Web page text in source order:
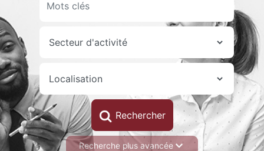
Recherche plus avancée